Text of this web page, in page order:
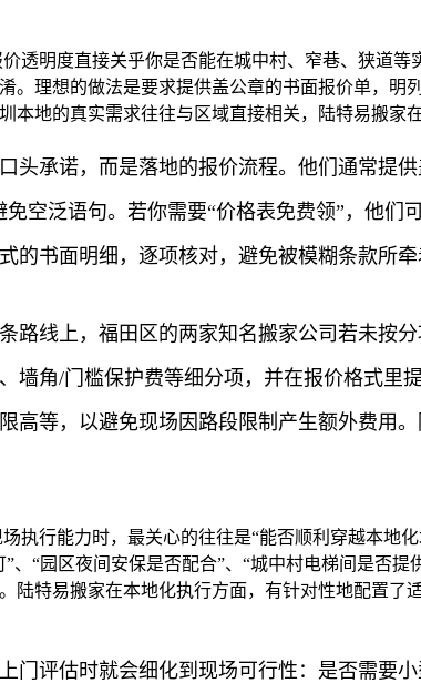
透明度直接关乎你是否能在城中村、窄巷、狭道
。理想的做法是要求提供盖公章的书面报价单，
本地的真实需求往往与区域直接相关，陆特易搬家
头承诺，而是落地的报价流程。他们通常提
空泛语句。若你需要“价格表免费领”，他
的书面明细，逐项核对，避免被模糊条款所牵
路线上，福田区的两家知名搬家公司若未按
墙角/门槛保护费等细分项，并在报价格式
高等，以避免现场因路段限制产生额外费用
执行能力时，最关心的往往是“能否顺利穿越本
、“园区夜间安保是否配合”、“城中村电梯间是否
陆特易搬家在本地化执行方面，有针对性地配置
门评估时就会细化到现场可行性：是否需要